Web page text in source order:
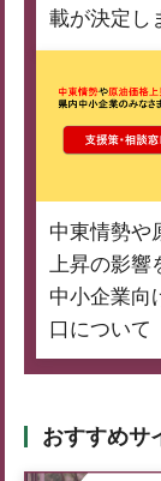
載が決定し
中東情勢や
上昇の影響
中小企業向
口について
おすすめサ